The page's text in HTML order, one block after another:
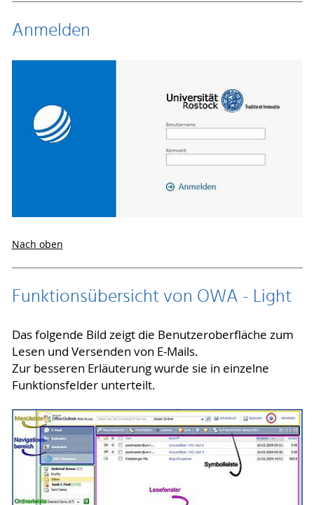
Anmelden
Nach oben
Funktionsübersicht von OWA - Light
Das folgende Bild zeigt die Benutzeroberfläche zum
Lesen und Versenden von E-Mails.
Zur besseren Erläuterung wurde sie in einzelne
Funktionsfelder unterteilt.